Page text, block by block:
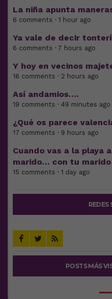
La niña apunta
6 comments · 1 hour ago
Ya vale de decir
6 comments · 7 hours ago
Y hoy en vecinos
16 comments · 2 hours ago
Así andamios….
19 comments · 49 minutes ago
¿Qué os parece
17 comments · 9 hours ago
Cuando vas a la playa
marido… con tu marido
15 comments · 1 day ago
REDES
POSTS MÁS